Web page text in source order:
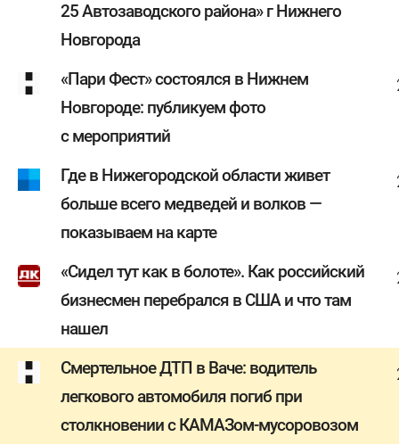
25 Автозаводского района» г Нижнего
Новгорода
«Пари Фест» состоялся в Нижнем
Новгороде: публикуем фото
с мероприятий
Где в Нижегородской области живет
больше всего медведей и волков —
показываем на карте
«Сидел тут как в болоте». Как российский
бизнесмен перебрался в США и что там
нашел
Смертельное ДТП в Ваче: водитель
легкового автомобиля погиб при
столкновении с КАМАЗом-мусоровозом